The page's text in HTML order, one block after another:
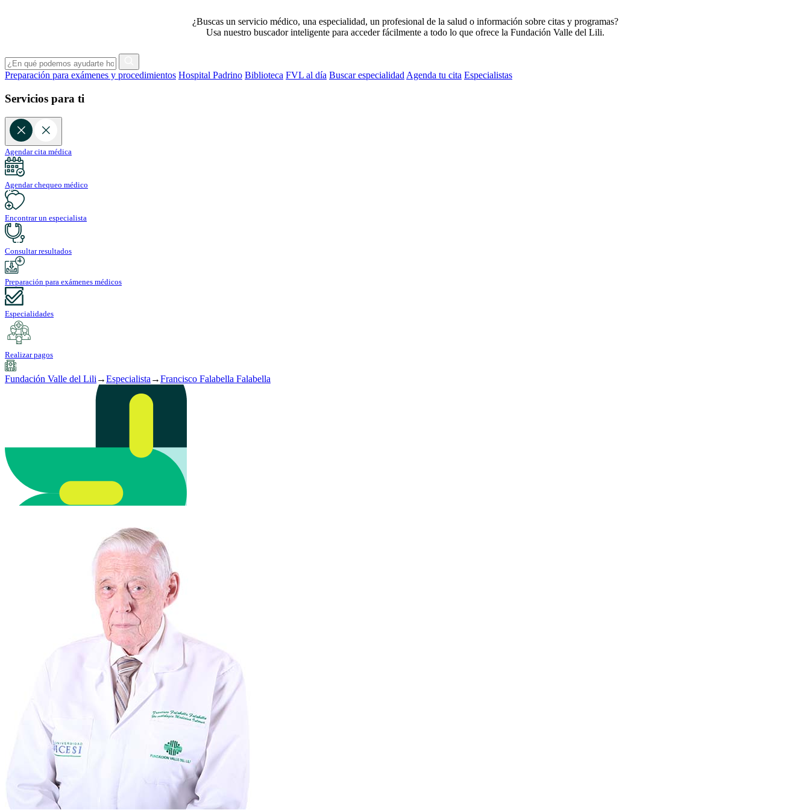
¿Buscas un servicio médico, una especialidad, un profesional de la salud o información sobre citas y programas?
Usa nuestro buscador inteligente para acceder fácilmente a todo lo que ofrece la Fundación Valle del Lili.
Preparación para exámenes y procedimientos Hospital Padrino Biblioteca FVL al día Buscar especialidad Agenda tu cita Especialistas
Servicios para ti
Agendar cita médica
Agendar chequeo médico
Encontrar un especialista
Consultar resultados
Preparación para exámenes médicos
Especialidades
Realizar pagos
Fundación Valle del Lili →Especialista →Francisco Falabella Falabella